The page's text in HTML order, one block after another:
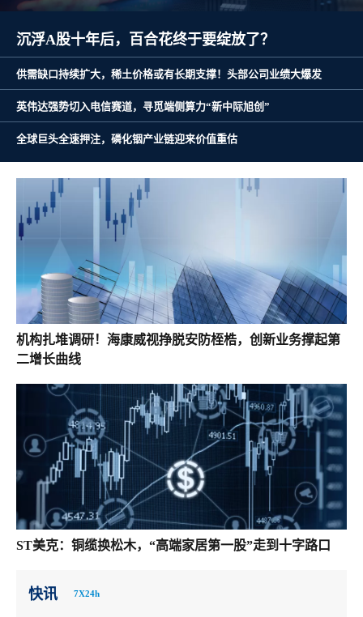
沉浮A股十年后，百合花终于要绽放了？
供需缺口持续扩大，稀土价格或有长期支撑！头部公司业绩大爆发
英伟达强势切入电信赛道，寻觅端侧算力“新中际旭创”
全球巨头全速押注，磷化铟产业链迎来价值重估
机构扎堆调研！海康威视挣脱安防桎梏，创新业务撑起第
二增长曲线
ST美克：铜缆换松木，“高端家居第一股”走到十字路口
快讯 7X24h